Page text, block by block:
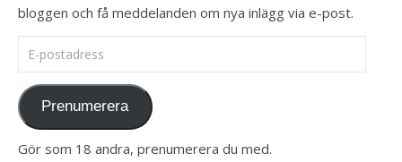
bloggen och få meddelanden om nya inlägg via e-post.
E-postadress
Prenumerera
Gör som 18 andra, prenumerera du med.